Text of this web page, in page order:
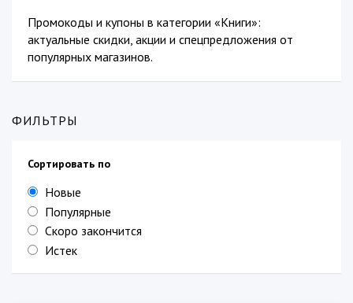
Промокоды и купоны в категории «Книги»:
актуальные скидки, акции и спецпредложения от
популярных магазинов.
ФИЛЬТРЫ
Сортировать по
Новые
Популярные
Скоро закончится
Истек